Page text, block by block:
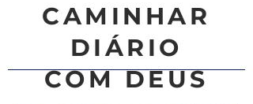
CAMINHAR
DIÁRIO
COM DEUS